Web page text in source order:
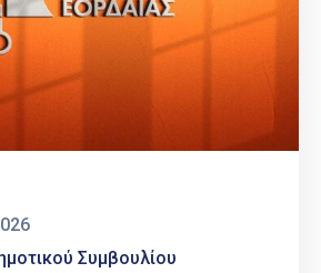
Συμβουλίου